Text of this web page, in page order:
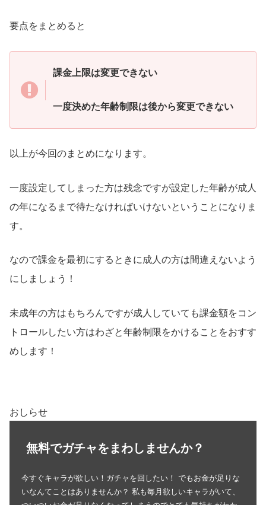
要点をまとめると
課金上限は変更できない
一度決めた年齢制限は後から変更できない
以上が今回のまとめになります。
一度設定してしまった方は残念ですが設定した年齢が成人
の年になるまで待たなければいけないということになりま
す。
なので課金を最初にするときに成人の方は間違えないよう
にしましょう！
未成年の方はもちろんですが成人していても課金額をコン
トロールしたい方はわざと年齢制限をかけることをおすす
めします！
おしらせ
無料でガチャをまわしませんか？
今すぐキャラが欲しい！ガチャを回したい！ でもお金が足りな
いなんてことはありませんか？ 私も毎月欲しいキャラがいて、